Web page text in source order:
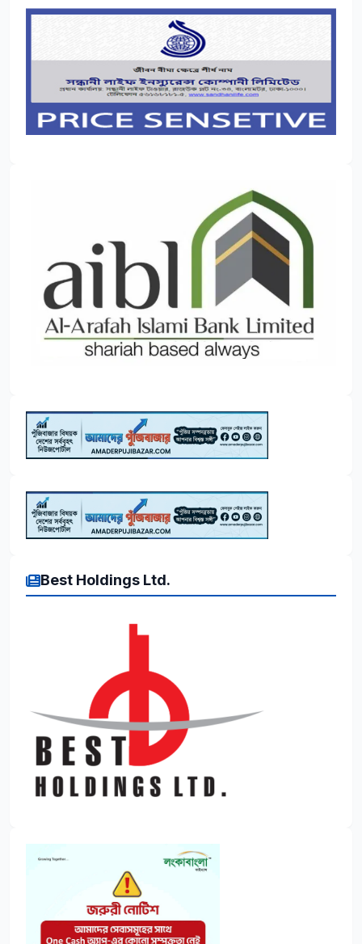
Best Holdings Ltd.